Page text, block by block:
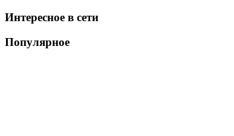
Интересное в сети
Популярное